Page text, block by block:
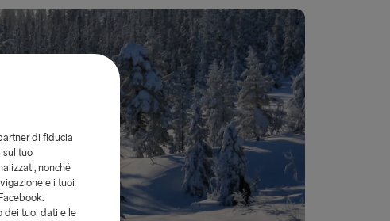
di fiducia
sul tuo
nonché
e i tuoi
dei tuoi dati e le